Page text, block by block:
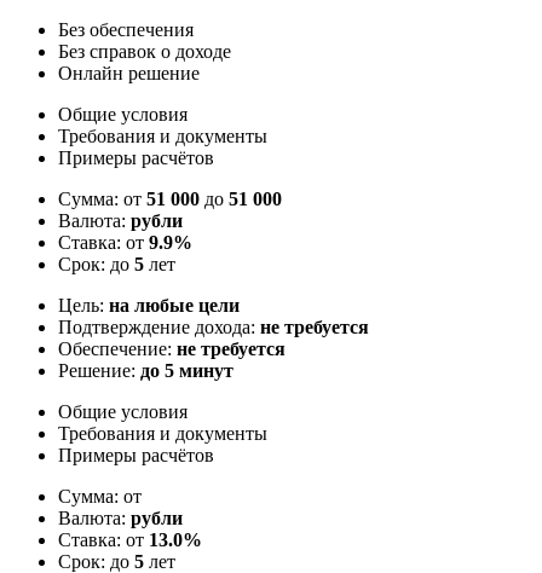
Без обеспечения
Без справок о доходе
Онлайн решение
Общие условия
Требования и документы
Примеры расчётов
Сумма: от 51 000 до 51 000
Валюта: рубли
Ставка: от 9.9%
Срок: до 5 лет
Цель: на любые цели
Подтверждение дохода: не требуется
Обеспечение: не требуется
Решение: до 5 минут
Общие условия
Требования и документы
Примеры расчётов
Сумма: от
Валюта: рубли
Ставка: от 13.0%
Срок: до 5 лет